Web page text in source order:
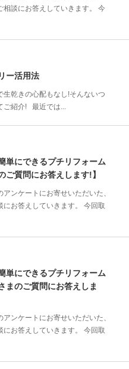
相談にお答えしていきます。 今
ー活用法
乾きの心配もなし!そんないつ
ご紹介! 最近では...
単にできるプチリフォーム
質問にお答えします!】
ンケートにお寄せいただいた、
お答えしていきます。 今回取
単にできるプチリフォーム
まのご質問にお答えしま
ンケートにお寄せいただいた、
お答えしていきます。 今回取